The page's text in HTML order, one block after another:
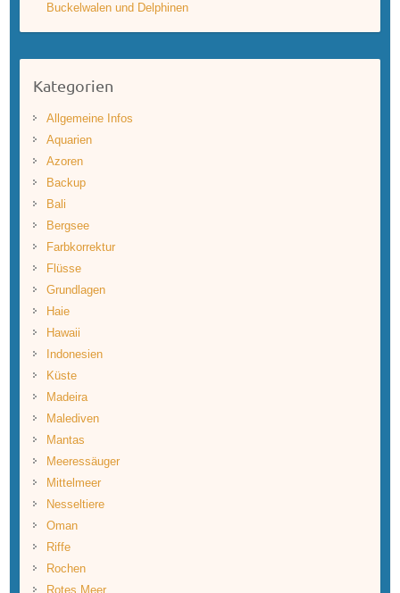
Buckelwalen und Delphinen
Kategorien
Allgemeine Infos
Aquarien
Azoren
Backup
Bali
Bergsee
Farbkorrektur
Flüsse
Grundlagen
Haie
Hawaii
Indonesien
Küste
Madeira
Malediven
Mantas
Meeressäuger
Mittelmeer
Nesseltiere
Oman
Riffe
Rochen
Rotes Meer